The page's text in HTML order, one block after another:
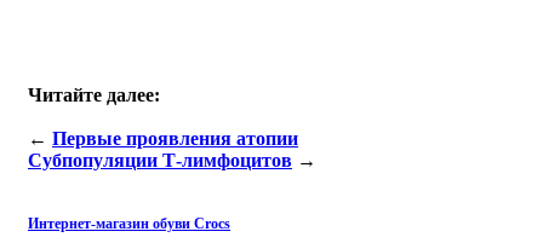
Читайте далее:
← Первые проявления атопии
Субпопуляции Т-лимфоцитов →
Интернет-магазин обуви Crocs